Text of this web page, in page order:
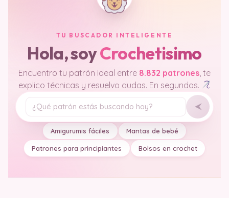
TU BUSCADOR INTELIGENTE
Hola, soyCrochetisimo
Encuentro tu patrón ideal entre 8.832 patrones , te
explico técnicas y resuelvo dudas. En segundos.
Tu pregunta
Amigurumis fáciles Mantas de bebé
Patrones para principiantes Bolsos en crochet